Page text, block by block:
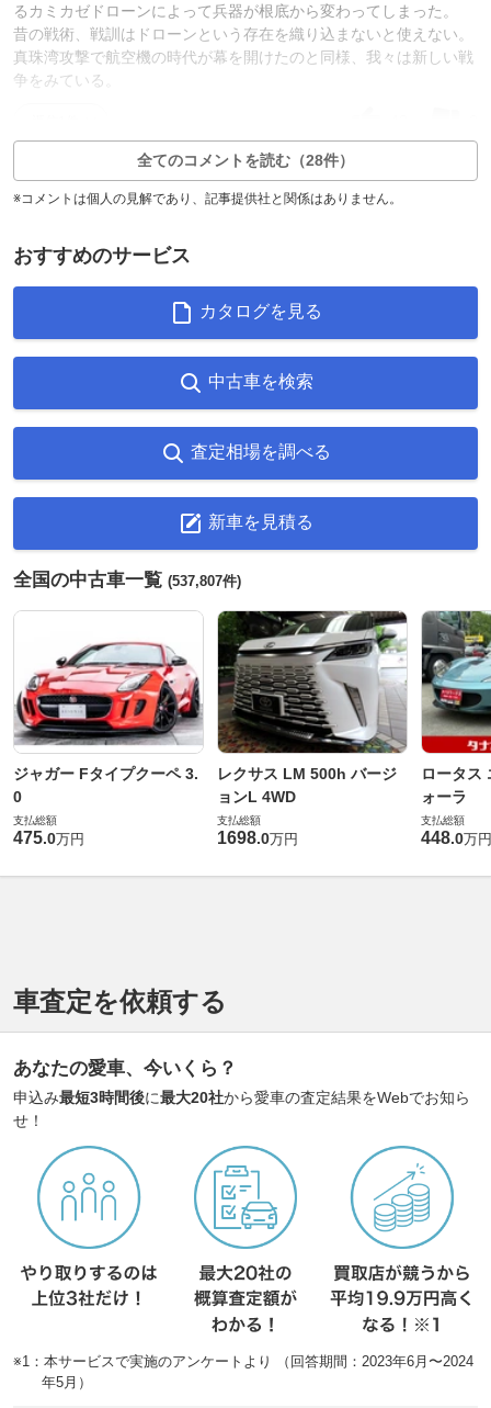
るカミカゼドローンによって兵器が根底から変わってしまった。
昔の戦術、戦訓はドローンという存在を織り込まないと使えない。
真珠湾攻撃で航空機の時代が幕を開けたのと同様、我々は新しい戦
争をみている。
全てのコメントを読む（28件）
※コメントは個人の見解であり、記事提供社と関係はありません。
おすすめのサービス
カタログを見る
中古車を検索
査定相場を調べる
新車を見積る
全国の中古車一覧 (537,807件)
ジャガー Fタイプクーペ 3.
0
支払総額
475.0万円
レクサス LM 500h バージ
ョンL 4WD
支払総額
1698.0万円
ロータス
ォーラ
支払総額
448.0万円
車査定を依頼する
あなたの愛車、今いくら？
申込み最短3時間後に最大20社から愛車の査定結果をWebでお知ら
せ！
※1：本サービスで実施のアンケートより （回答期間：2023年6月〜2024
年5月）